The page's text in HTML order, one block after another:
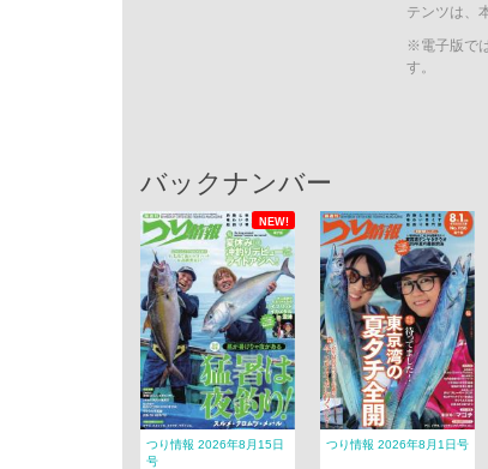
テンツは、
※電子版で
す。
バックナンバー
NEW!
つり情報 2026年8月15日
号
つり情報 2026年8月1日号